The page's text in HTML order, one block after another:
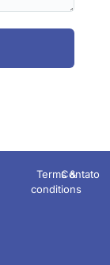
Terms &
conditions
Contato